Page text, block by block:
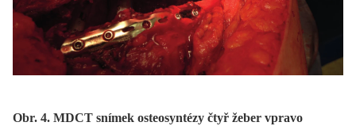
Obr. 4. MDCT snímek osteosyntézy čtyř žeber vpravo